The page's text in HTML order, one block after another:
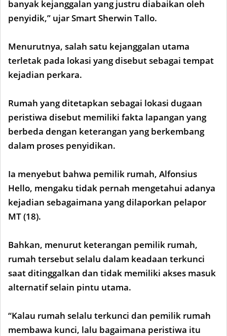
banyak kejanggalan yang justru diabaikan oleh
penyidik,” ujar Smart Sherwin Tallo.
Menurutnya, salah satu kejanggalan utama
terletak pada lokasi yang disebut sebagai tempat
kejadian perkara.
Rumah yang ditetapkan sebagai lokasi dugaan
peristiwa disebut memiliki fakta lapangan yang
berbeda dengan keterangan yang berkembang
dalam proses penyidikan.
Ia menyebut bahwa pemilik rumah, Alfonsius
Hello, mengaku tidak pernah mengetahui adanya
kejadian sebagaimana yang dilaporkan pelapor
MT (18).
Bahkan, menurut keterangan pemilik rumah,
rumah tersebut selalu dalam keadaan terkunci
saat ditinggalkan dan tidak memiliki akses masuk
alternatif selain pintu utama.
“Kalau rumah selalu terkunci dan pemilik rumah
membawa kunci, lalu bagaimana peristiwa itu